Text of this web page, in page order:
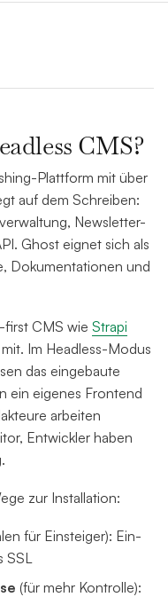
CMS?
Plattform mit über
auf dem Schreiben:
Newsletter-
Ghost eignet sich als
Dokumentationen und
first CMS wie Strapi
Im Headless-Modus
das eingebaute
ein eigenes Frontend
arbeiten
Entwickler haben
zur Installation:
für Einsteiger): Ein-
SSL
(für mehr Kontrolle):